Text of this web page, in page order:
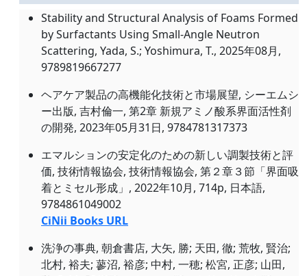
Stability and Structural Analysis of Foams Formed
by Surfactants Using Small-Angle Neutron
Scattering, Yada, S.; Yoshimura, T., 2025年08月,
9789819667277
ヘアケア製品の高機能化技術と市場展望, シーエムシ
ー出版, 吉村倫一, 第2章 新規アミノ酸系界面活性剤
の開発, 2023年05月31日, 9784781317373
エマルションの安定化のための新しい調製技術と評
価, 技術情報協会, 技術情報協会, 第２章３節「界面吸
着とミセル形成」, 2022年10月, 714p, 日本語,
9784861049002
CiNii Books URL
洗浄の事典, 朝倉書店, 大矢, 勝; 天田, 徹; 荒牧, 賢治;
北村, 裕夫; 蓼沼, 裕彦; 中村, 一穂; 松宮, 正彦; 山田,